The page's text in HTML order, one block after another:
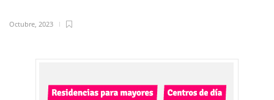
Octubre, 2023